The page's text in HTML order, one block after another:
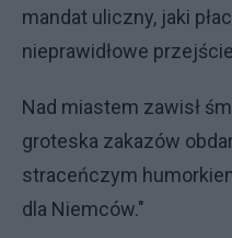
mandat uliczny, jaki
nieprawidłowe
Nad miastem zawisł
groteska zakazów
straceńczym
dla Niemców."